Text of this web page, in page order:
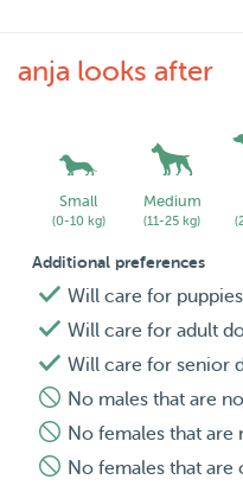
anja looks after
Small
(0-10 kg)
Medium
(11-25 kg)
Additional preferences
Will care for
Will care for adult
Will care for senior
No males that are
No females that are
No females that are